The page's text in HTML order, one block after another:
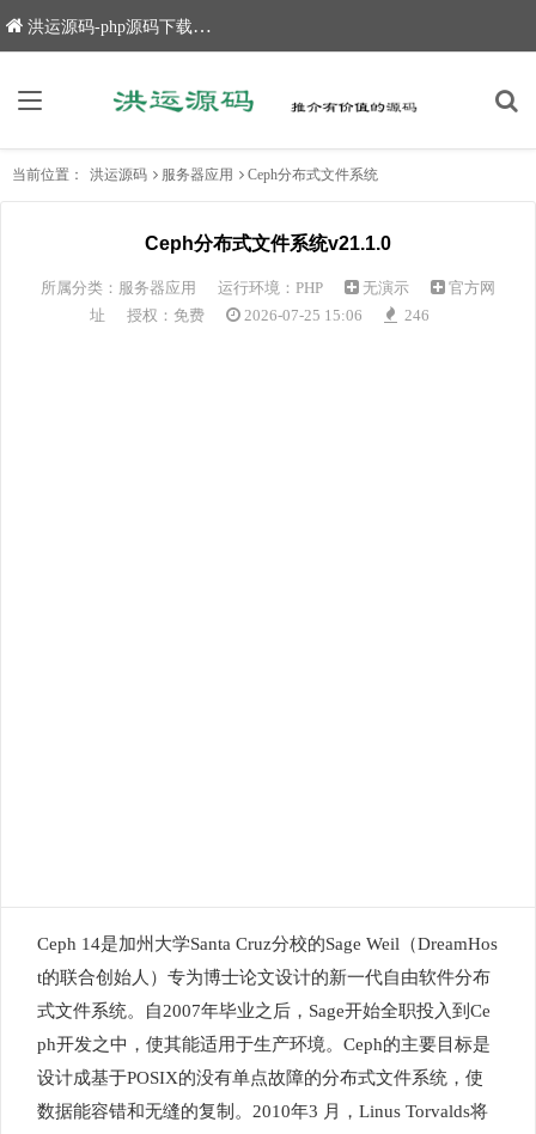
洪运源码-php源码下载,网站源码,网站源码下载
当前位置： 洪运源码 服务器应用 Ceph分布式文件系统
Ceph分布式文件系统v21.1.0
所属分类： 服务器应用 运行环境：PHP 无演示
官方网
址
授权：免费 2026-07-25 15:06 246
Ceph 14是加州大学Santa Cruz分校的Sage Weil（DreamHos
t的联合创始人）专为博士论文设计的新一代自由软件分布
式文件系统。自2007年毕业之后，Sage开始全职投入到Ce
ph开发之中，使其能适用于生产环境。Ceph的主要目标是
设计成基于POSIX的没有单点故障的分布式文件系统，使
数据能容错和无缝的复制。2010年3 月，Linus Torvalds将